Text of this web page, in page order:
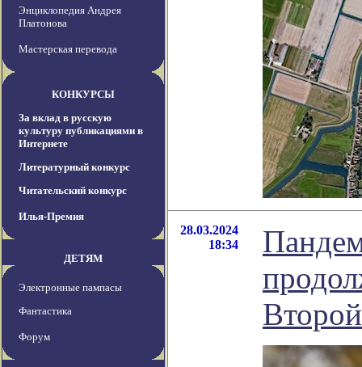
Энциклопедия Андрея
Платонова
Мастерская перевода
КОНКУРСЫ
За вклад в русскую
культуру публикациями в
Интернете
Литературный конкурс
Читательский конкурс
Илья-Премия
ДЕТЯМ
Электронные пампасы
Фантастика
Форум
28.03.2024
18:34